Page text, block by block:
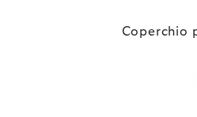
Coperchio